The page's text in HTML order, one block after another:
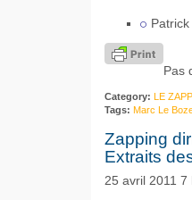
Pas
Category: LE
Tags: Marc Le
Zapping
Extraits
25 avril 2011 7